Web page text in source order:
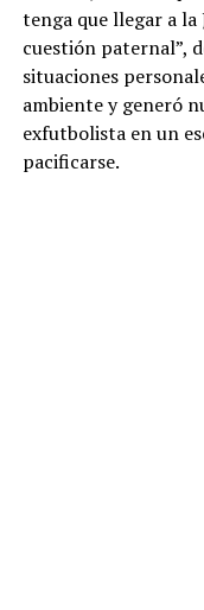
tenga que llegar a la
cuestión paternal”,
situaciones
ambiente y generó
exfutbolista en un
pacificarse.